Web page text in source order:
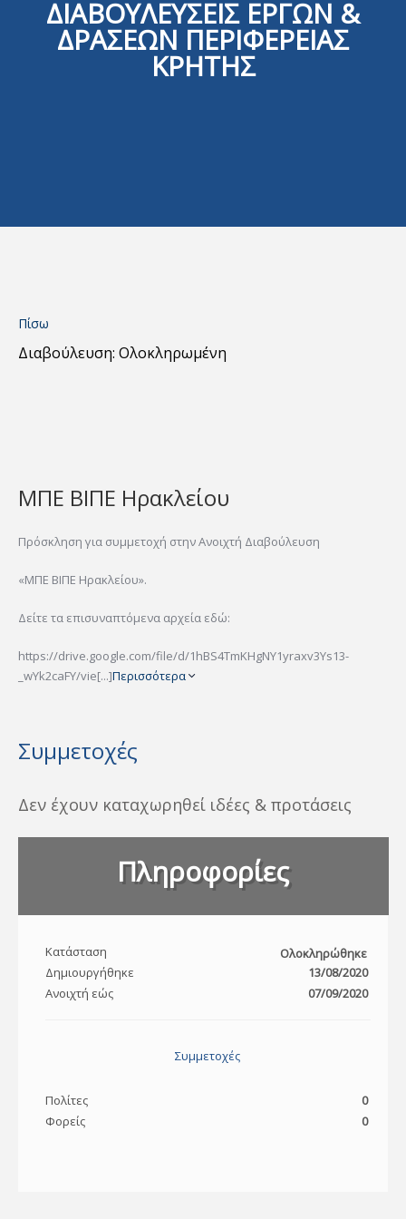
ΔΙΑΒΟΥΛΕΥΣΕΙΣ ΕΡΓΩΝ &
ΔΡΑΣΕΩΝ ΠΕΡΙΦΕΡΕΙΑΣ
ΚΡΗΤΗΣ
Πίσω
Διαβούλευση: Ολοκληρωμένη
ΜΠΕ ΒΙΠΕ Ηρακλείου
Πρόσκληση για συμμετοχή στην Ανοιχτή Διαβούλευση
«ΜΠΕ ΒΙΠΕ Ηρακλείου».
Δείτε τα επισυναπτόμενα αρχεία εδώ:
https://drive.google.com/file/d/1hBS4TmKHgNY1yraxv3Ys13-
_wYk2caFY/vie[...]Περισσότερα
Συμμετοχές
Δεν έχουν καταχωρηθεί ιδέες & προτάσεις
Πληροφορίες
Κατάσταση
Ολοκληρώθηκε
Δημιουργήθηκε
13/08/2020
Ανοιχτή εώς
07/09/2020
Συμμετοχές
Πολίτες
0
Φορείς
0